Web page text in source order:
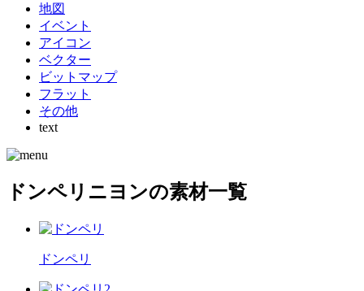
地図
イベント
アイコン
ベクター
ビットマップ
フラット
その他
text
ドンペリニヨンの素材一覧
ドンペリ